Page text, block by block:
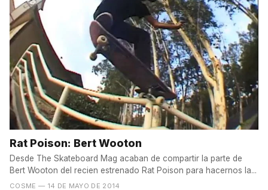
Rat Poison: Bert Wooton
Desde The Skateboard Mag acaban de compartir la parte de
Bert Wooton del recien estrenado Rat Poison para hacernos la...
COSME — 14 DE MAYO DE 2014